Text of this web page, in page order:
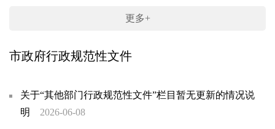
更多+
市政府行政规范性文件
关于“其他部门行政规范性文件”栏目暂无更新的情况说
明
2026-06-08